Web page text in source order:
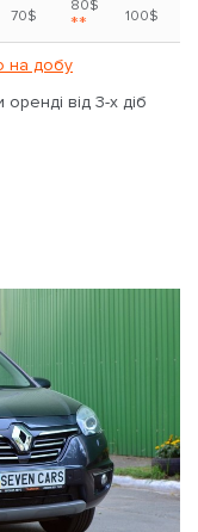
70$
80$
** 100$
на добу
від 3-х діб